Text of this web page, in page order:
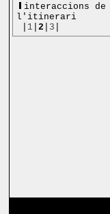
interaccions de
l'itinerari
1 |2 3